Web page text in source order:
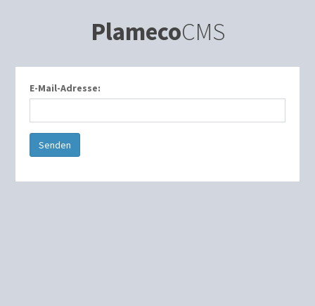
PlamecoCMS
E-Mail-Adresse: